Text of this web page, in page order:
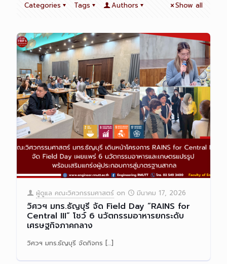
Categories Tags Authors Show all
ผู้ดูแล คณะวิศวกรรมศาสตร์ on มีนาคม 17, 2026
วิศวฯ มทร.ธัญบุรี จัด Field Day “RAINS for
Central III” โชว์ 6 นวัตกรรมอาหารยกระดับ
เศรษฐกิจภาคกลาง
วิศวฯ มทร.ธัญบุรี จัดกิจกร […]